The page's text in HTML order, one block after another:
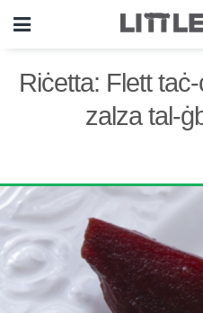
Riċetta: Flett
zalza tal-